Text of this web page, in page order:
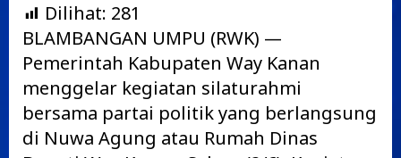
Dilihat: 281
BLAMBANGAN UMPU (RWK) —
Pemerintah Kabupaten Way Kanan
menggelar kegiatan silaturahmi
bersama partai politik yang berlangsung
di Nuwa Agung atau Rumah Dinas